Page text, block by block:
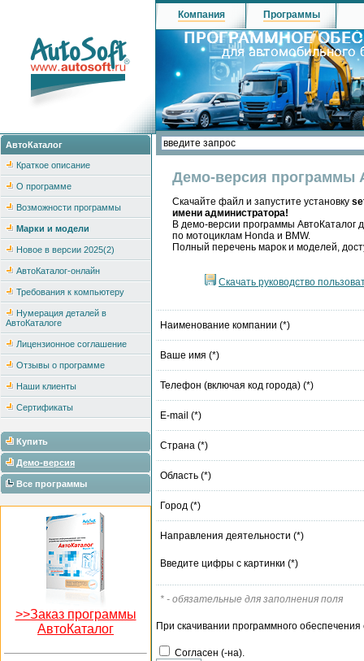
АвтоКаталог
Краткое описание
О программе
Возможности программы
Марки и модели
Новое в версии 2025(2)
АвтоКаталог-онлайн
Требования к компьютеру
Нумерация деталей в
АвтоКаталоге
Лицензионное соглашение
Отзывы о программе
Наши клиенты
Сертификаты
Купить
Демо-версия
Все программы
>>Заказ программы
АвтоКаталог
Компания Программы
Демо-версия программы
Скачайте файл и запустите установку
имени администратора!
В демо-версии программы АвтоКаталог
по мотоциклам Honda и BMW.
Полный перечень марок и моделей,
Скачать руководство
Наименование компании (*)
Ваше имя (*)
Телефон (включая код города) (*)
E-mail (*)
Страна (*)
Область (*)
Город (*)
Направления деятельности (*)
Введите цифры с картинки (*)
* - обязательные для заполнения поля
При скачивании программного
Согласен (-на).